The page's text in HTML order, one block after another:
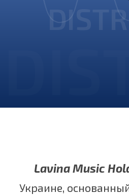
Lavina Music
Украине,